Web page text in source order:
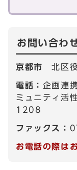
お問い合わ
京都市北区
電話： 企画連
ミュニティ活
1208
ファックス：
お電話の際は